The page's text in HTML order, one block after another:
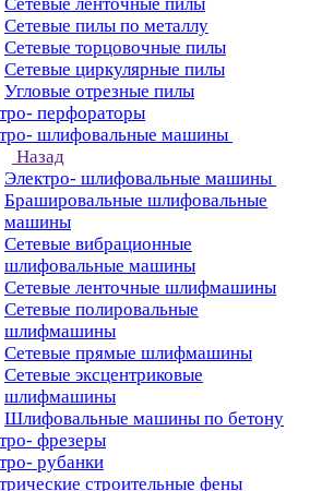
Сетевые пилы по металлу
Сетевые торцовочные пилы
Сетевые циркулярные пилы
Угловые отрезные пилы
перфораторы
шлифовальные машины
Назад
Электро- шлифовальные машины
Брашировальные шлифовальные
машины
Сетевые вибрационные
шлифовальные машины
Сетевые ленточные шлифмашины
Сетевые полировальные
шлифмашины
Сетевые прямые шлифмашины
Сетевые эксцентриковые
шлифмашины
Шлифовальные машины по бетону
фрезеры
рубанки
строительные фены